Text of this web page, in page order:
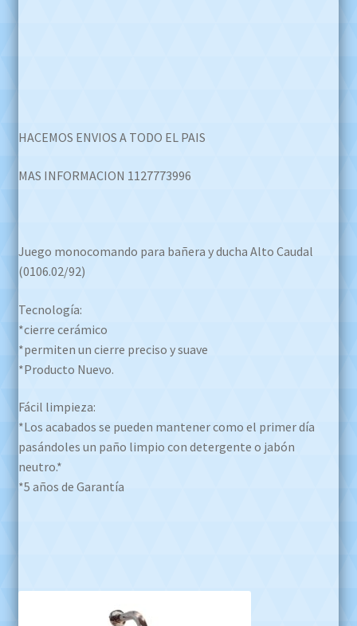
HACEMOS ENVIOS A TODO EL PAIS
MAS INFORMACION 1127773996
Juego monocomando para bañera y ducha Alto Caudal
(0106.02/92)
Tecnología:
*cierre cerámico
*permiten un cierre preciso y suave
*Producto Nuevo.
Fácil limpieza:
*Los acabados se pueden mantener como el primer día
pasándoles un paño limpio con detergente o jabón
neutro.*
*5 años de Garantía